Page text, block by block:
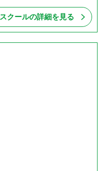
スクールの詳細を見る